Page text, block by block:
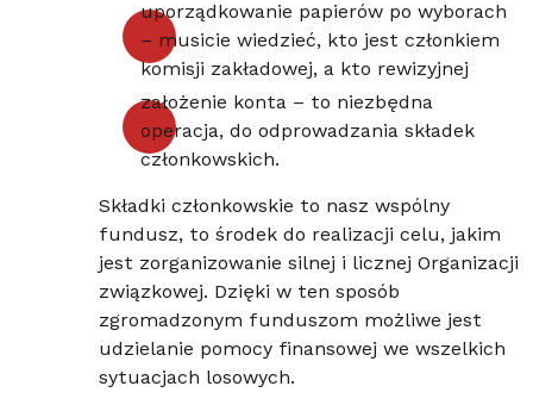
uporządkowanie papierów po wyborach
– musicie wiedzieć, kto jest członkiem
komisji zakładowej, a kto rewizyjnej
założenie konta – to niezbędna
operacja, do odprowadzania składek
członkowskich.
Składki członkowskie to nasz wspólny
fundusz, to środek do realizacji celu, jakim
jest zorganizowanie silnej i licznej Organizacji
związkowej. Dzięki w ten sposób
zgromadzonym funduszom możliwe jest
udzielanie pomocy finansowej we wszelkich
sytuacjach losowych.